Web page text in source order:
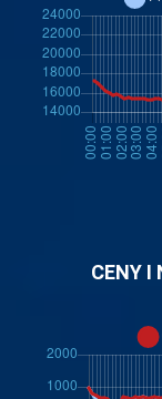
CENY I